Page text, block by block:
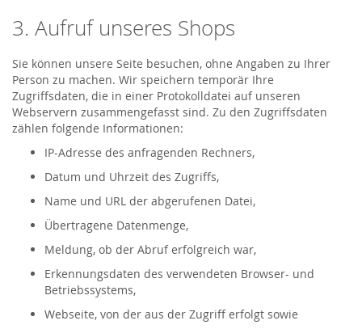
3. Aufruf unseres Shops
Sie können unsere Seite besuchen, ohne Angaben zu Ihrer
Person zu machen. Wir speichern temporär Ihre
Zugriffsdaten, die in einer Protokolldatei auf unseren
Webservern zusammengefasst sind. Zu den Zugriffsdaten
zählen folgende Informationen:
IP-Adresse des anfragenden Rechners,
Datum und Uhrzeit des Zugriffs,
Name und URL der abgerufenen Datei,
Übertragene Datenmenge,
Meldung, ob der Abruf erfolgreich war,
Erkennungsdaten des verwendeten Browser- und
Betriebssystems,
Webseite, von der aus der Zugriff erfolgt sowie